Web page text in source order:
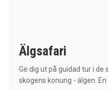
Älgsafari
Ge dig ut på guidad tur i
skogens konung - älgen. En